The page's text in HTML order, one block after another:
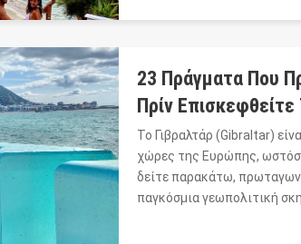
23 Πράγματα Που
Πρίν Επισκεφθείτε
Το Γιβραλτάρ (Gibraltar)
χώρες της Ευρώπης,
δείτε παρακάτω,
παγκόσμια γεωπολιτική